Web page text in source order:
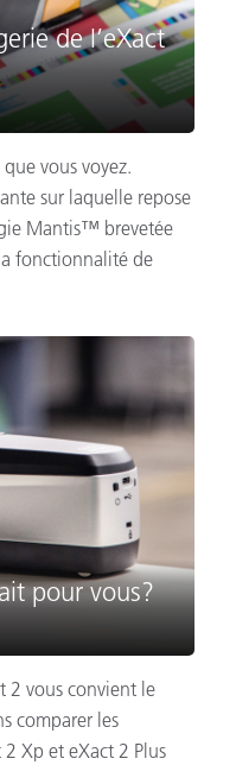
de l’eXact
vous voyez.
sur laquelle repose
Mantis™ brevetée
fonctionnalité de
pour vous?
2 vous convient le
comparer les
Xp et eXact 2 Plus